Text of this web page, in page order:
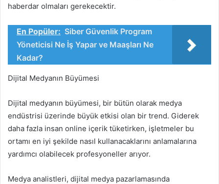
haberdar olmaları gerekecektir.
En Popüler: Siber Güvenlik Program
Yöneticisi Ne İş Yapar ve Maaşları Ne
Kadar?
Dijital Medyanın Büyümesi
Dijital medyanın büyümesi, bir bütün olarak medya
endüstrisi üzerinde büyük etkisi olan bir trend. Giderek
daha fazla insan online içerik tüketirken, işletmeler bu
ortamı en iyi şekilde nasıl kullanacaklarını anlamalarına
yardımcı olabilecek profesyoneller arıyor.
Medya analistleri, dijital medya pazarlamasında